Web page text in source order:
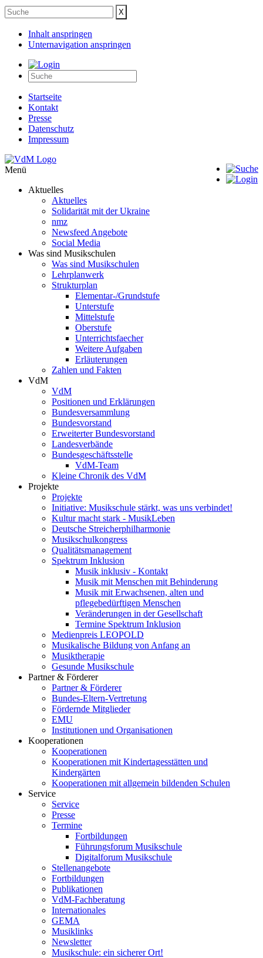
Inhalt anspringen
Unternavigation anspringen
Startseite
Kontakt
Presse
Datenschutz
Impressum
Menü
Aktuelles
Aktuelles
Solidarität mit der Ukraine
nmz
Newsfeed Angebote
Social Media
Was sind Musikschulen
Was sind Musikschulen
Lehrplanwerk
Strukturplan
Elementar-/Grundstufe
Unterstufe
Mittelstufe
Oberstufe
Unterrichtsfaecher
Weitere Aufgaben
Erläuterungen
Zahlen und Fakten
VdM
VdM
Positionen und Erklärungen
Bundesversammlung
Bundesvorstand
Erweiterter Bundesvorstand
Landesverbände
Bundesgeschäftsstelle
VdM-Team
Kleine Chronik des VdM
Projekte
Projekte
Initiative: Musikschule stärkt, was uns verbindet!
Kultur macht stark - MusikLeben
Deutsche Streicherphilharmonie
Musikschulkongress
Qualitätsmanagement
Spektrum Inklusion
Musik inklusiv - Kontakt
Musik mit Menschen mit Behinderung
Musik mit Erwachsenen, alten und
pflegebedürftigen Menschen
Veränderungen in der Gesellschaft
Termine Spektrum Inklusion
Medienpreis LEOPOLD
Musikalische Bildung von Anfang an
Musiktherapie
Gesunde Musikschule
Partner & Förderer
Partner & Förderer
Bundes-Eltern-Vertretung
Fördernde Mitglieder
EMU
Institutionen und Organisationen
Kooperationen
Kooperationen
Kooperationen mit Kindertagesstätten und
Kindergärten
Kooperationen mit allgemein bildenden Schulen
Service
Service
Presse
Termine
Fortbildungen
Führungsforum Musikschule
Digitalforum Musikschule
Stellenangebote
Fortbildungen
Publikationen
VdM-Fachberatung
Internationales
GEMA
Musiklinks
Newsletter
Musikschule: ein sicherer Ort!